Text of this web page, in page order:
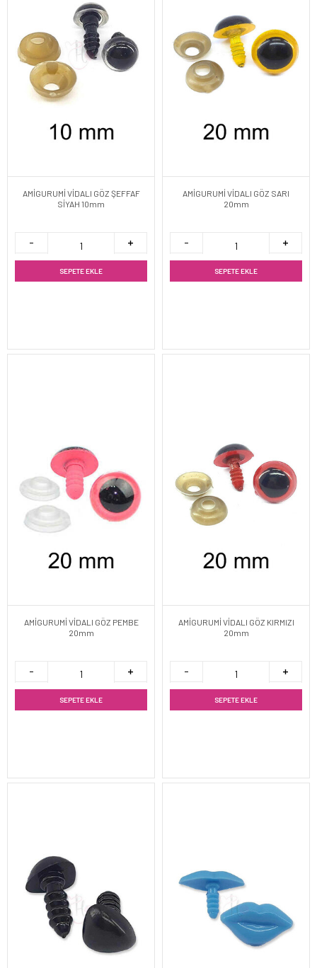
AMİGURUMİ VİDALI GÖZ ŞEFFAF
SİYAH 10mm
SEPETE EKLE
AMİGURUMİ VİDALI GÖZ SARI
20mm
SEPETE EKLE
AMİGURUMİ VİDALI GÖZ PEMBE
20mm
SEPETE EKLE
AMİGURUMİ VİDALI GÖZ KIRMIZI
20mm
SEPETE EKLE